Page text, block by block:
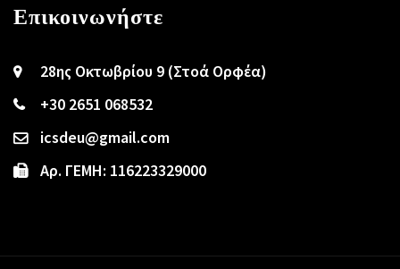
Επικοινωνήστε
28ης Οκτωβρίου 9 (Στοά Ορφέα)
+30 2651 068532
icsdeu@gmail.com
Αρ. ΓΕΜΗ: 116223329000